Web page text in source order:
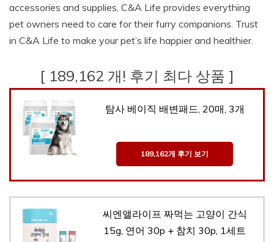
accessories and supplies, C&A Life provides everything
pet owners need to care for their furry companions. Trust
in C&A Life to make your pet’s life happier and healthier.
[ 189,162 개! 후기 최다 상품 ]
탐사 베이직 배변패드, 20매, 3개
189,162개 후기 보기
씨엔앨라이프 짜먹는 고양이 간식
15g, 연어 30p + 참치 30p, 1세트